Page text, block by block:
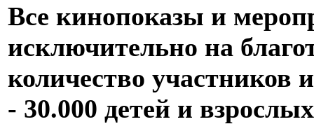
Все кинопоказы и
исключительно на
количество участников
- 30.000 детей и